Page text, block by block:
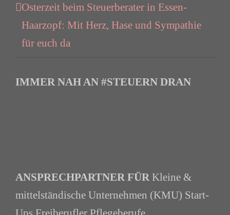
Osterzeit beim Steuerberater in Essen-
Haarzopf: Mit Herz, Hase und Sympathie
für euch da
IMMER NAH AN #STEUERN DRAN
ANSPRECHPARTNER FÜRKleine &
mittelständische Unternehmen (KMU) Start-